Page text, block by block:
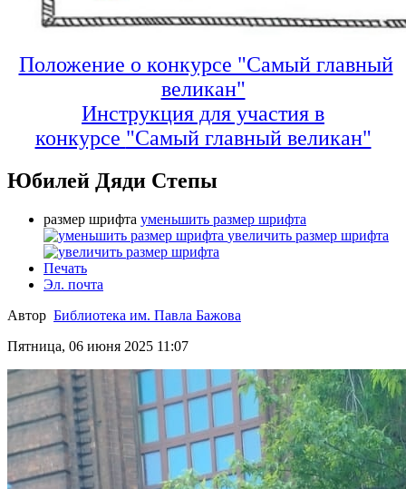
Положение о конкурсе "Самый главный
великан"
Инструкция для участия в
конкурсе "Самый главный великан"
Юбилей Дяди Степы
размер шрифта уменьшить размер шрифта
увеличить размер шрифта
Печать
Эл. почта
Автор Библиотека им. Павла Бажова
Пятница, 06 июня 2025 11:07